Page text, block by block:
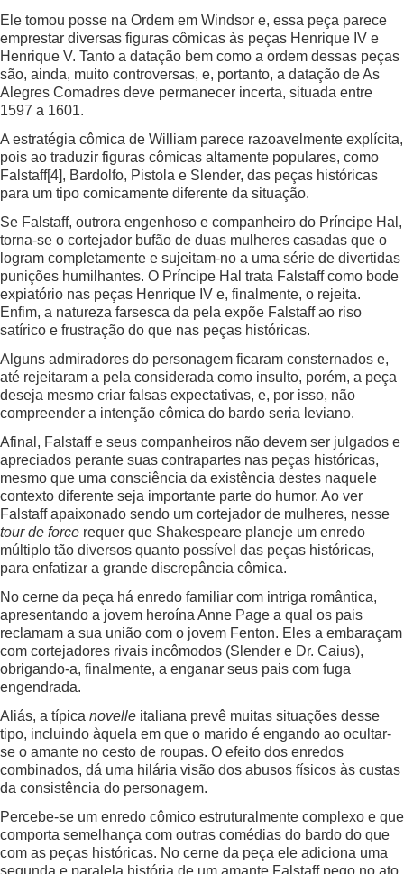
Ele tomou posse na Ordem em Windsor e, essa peça parece
emprestar diversas figuras cômicas às peças Henrique IV e
Henrique V. Tanto a datação bem como a ordem dessas peças
são, ainda, muito controversas, e, portanto, a datação de As
Alegres Comadres deve permanecer incerta, situada entre
1597 a 1601.
A estratégia cômica de William parece razoavelmente explícita,
pois ao traduzir figuras cômicas altamente populares, como
Falstaff[4], Bardolfo, Pistola e Slender, das peças históricas
para um tipo comicamente diferente da situação.
Se Falstaff, outrora engenhoso e companheiro do Príncipe Hal,
torna-se o cortejador bufão de duas mulheres casadas que o
logram completamente e sujeitam-no a uma série de divertidas
punições humilhantes. O Príncipe Hal trata Falstaff como bode
expiatório nas peças Henrique IV e, finalmente, o rejeita.
Enfim, a natureza farsesca da pela expõe Falstaff ao riso
satírico e frustração do que nas peças históricas.
Alguns admiradores do personagem ficaram consternados e,
até rejeitaram a pela considerada como insulto, porém, a peça
deseja mesmo criar falsas expectativas, e, por isso, não
compreender a intenção cômica do bardo seria leviano.
Afinal, Falstaff e seus companheiros não devem ser julgados e
apreciados perante suas contrapartes nas peças históricas,
mesmo que uma consciência da existência destes naquele
contexto diferente seja importante parte do humor. Ao ver
Falstaff apaixonado sendo um cortejador de mulheres, nesse
tour de force requer que Shakespeare planeje um enredo
múltiplo tão diversos quanto possível das peças históricas,
para enfatizar a grande discrepância cômica.
No cerne da peça há enredo familiar com intriga romântica,
apresentando a jovem heroína Anne Page a qual os pais
reclamam a sua união com o jovem Fenton. Eles a embaraçam
com cortejadores rivais incômodos (Slender e Dr. Caius),
obrigando-a, finalmente, a enganar seus pais com fuga
engendrada.
Aliás, a típica novelle italiana prevê muitas situações desse
tipo, incluindo àquela em que o marido é engando ao ocultar-
se o amante no cesto de roupas. O efeito dos enredos
combinados, dá uma hilária visão dos abusos físicos às custas
da consistência do personagem.
Percebe-se um enredo cômico estruturalmente complexo e que
comporta semelhança com outras comédias do bardo do que
com as peças históricas. No cerne da peça ele adiciona uma
segunda e paralela história de um amante Falstaff pego no ato